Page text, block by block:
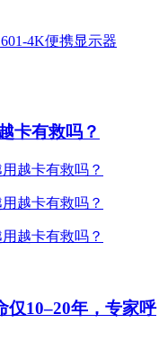
卡有救吗？
仅10–20年，专家呼